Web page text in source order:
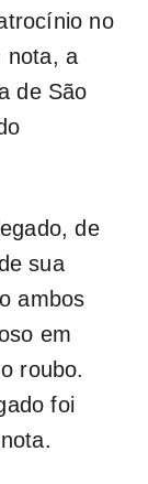
no
nota, a
de São
de
sua
ambos
em
roubo.
foi